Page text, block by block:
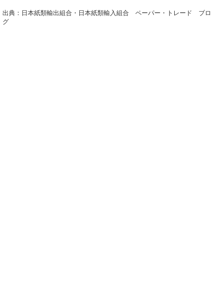
出典：日本紙類輸出組合・日本紙類輸入組合 ペーパー・トレード ブロ
グ